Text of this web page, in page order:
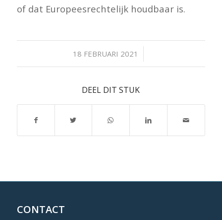
of dat Europeesrechtelijk houdbaar is.
18 FEBRUARI 2021
/
DEEL DIT STUK
CONTACT